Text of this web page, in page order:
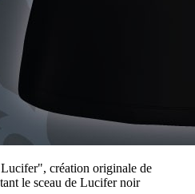
création originale de
le sceau de Lucifer noir